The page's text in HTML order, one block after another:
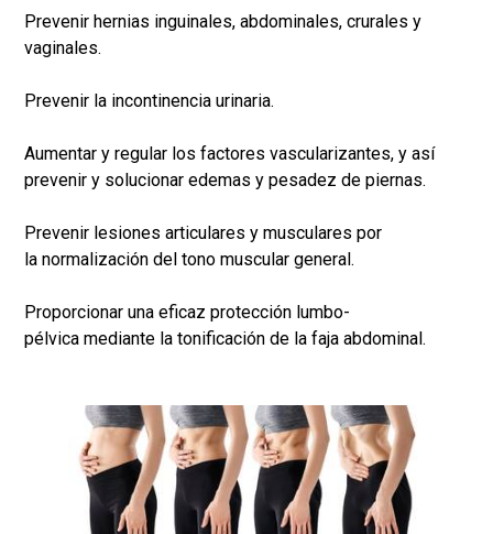
Prevenir hernias inguinales, abdominales, crurales y
vaginales.
Prevenir la incontinencia urinaria.
Aumentar y regular los factores vascularizantes, y así
prevenir y solucionar edemas y pesadez de piernas.
Prevenir lesiones articulares y musculares por
la normalización del tono muscular general.
Proporcionar una eficaz protección lumbo-
pélvica mediante la tonificación de la faja abdominal.